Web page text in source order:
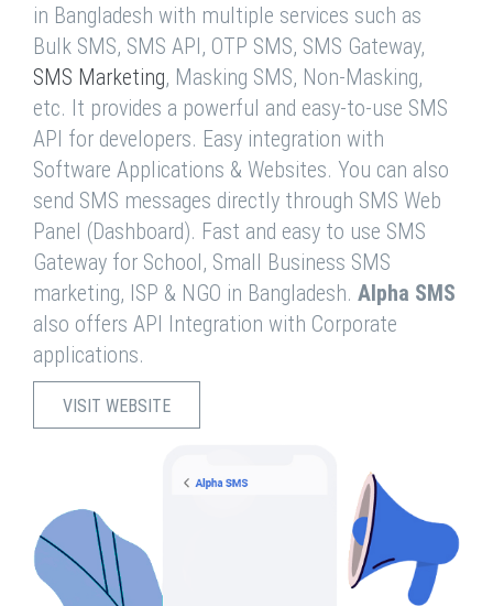
in Bangladesh with multiple services such as
Bulk SMS, SMS API, OTP SMS, SMS Gateway,
SMS Marketing, Masking SMS, Non-Masking,
etc. It provides a powerful and easy-to-use SMS
API for developers. Easy integration with
Software Applications & Websites. You can also
send SMS messages directly through SMS Web
Panel (Dashboard). Fast and easy to use SMS
Gateway for School, Small Business SMS
marketing, ISP & NGO in Bangladesh. Alpha SMS
also offers API Integration with Corporate
applications.
VISIT WEBSITE